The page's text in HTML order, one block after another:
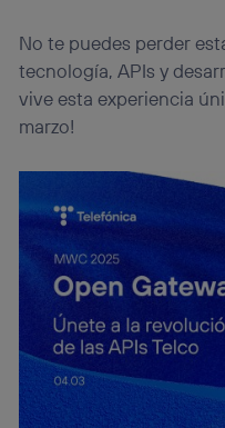
No te puedes perder
tecnología, APIs y
vive esta experiencia
marzo!